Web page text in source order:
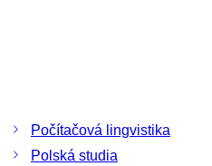
Počítačová lingvistika
Polská studia